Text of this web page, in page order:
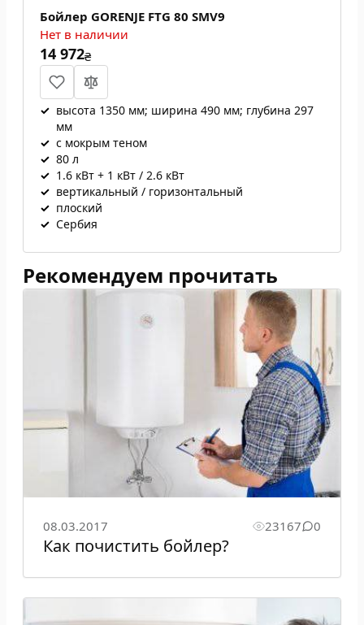
Бойлер GORENJE FTG 80 SMV9
Нет в наличии
14 972₴
✓ высота 1350 мм; ширина 490 мм; глубина 297
мм
✓ с мокрым теном
✓ 80 л
✓ 1.6 кВт + 1 кВт / 2.6 кВт
✓ вертикальный / горизонтальный
✓ плоский
✓ Сербия
Рекомендуем прочитать
08.03.2017 23167 0
Как почистить бойлер?